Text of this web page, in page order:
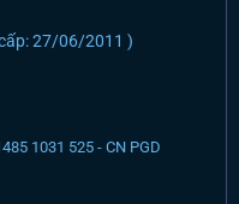
27/06/2011 )
1031 525 - CN PGD